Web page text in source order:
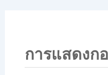
การแสดงก